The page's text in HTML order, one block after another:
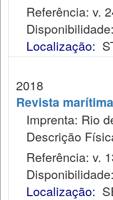
Referência: v.
Disponibilidade:
Localização:
2018
Revista
Imprenta: Rio
Descrição
Referência: v.
Disponibilidade:
Localização: